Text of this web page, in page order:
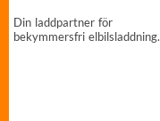
Din laddpartner för
bekymmersfri elbilsladdning.